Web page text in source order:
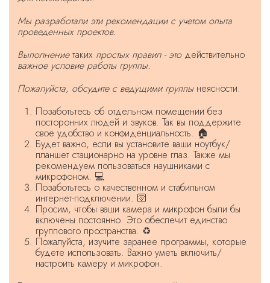
Мы разработали эти рекомендации с учетом опыта
проведенных проектов.
Выполнениетаких простых правил - этодействительно
важное условие работы группы.
Пожалуйста, обсудите с ведущими группынеясности.
Позаботьтесь об отдельном помещении без
посторонних людей и звуков. Так вы поддержите
своё удобство и конфиденциальность. 🏠
Будет важно, если вы установите ваши ноутбук/
планшет стационарно на уровне глаз. Также мы
рекомендуем пользоваться наушниками с
микрофоном. 💻
Позаботьтесь о качественном и стабильном
интернет-подключении. 🛜
Просим, чтобы ваши камера и микрофон были бы
включены постоянно. Это обеспечит единство
группового пространства. ♻️
Пожалуйста, изучите заранее программы, которые
будете использовать. Важно уметь включить/
настроить камеру и микрофон.